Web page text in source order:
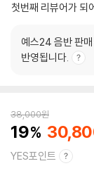
첫번째 리뷰어가 되
예스24 음반 판
반영됩니다.
38,000원
19
YES포인트